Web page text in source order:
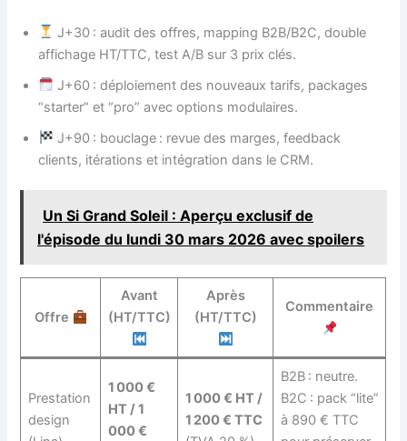
J+30 : audit des offres, mapping B2B/B2C, double
affichage HT/TTC, test A/B sur 3 prix clés.
J+60 : déploiement des nouveaux tarifs, packages
“starter” et “pro” avec options modulaires.
J+90 : bouclage : revue des marges, feedback
clients, itérations et intégration dans le CRM.
Un Si Grand Soleil : Aperçu exclusif de
l'épisode du lundi 30 mars 2026 avec spoilers
Offre
Avant
(HT/TTC)
Après
(HT/TTC)
Commentaire
Prestation
design
1 000 €
HT / 1
000 €
1 000 € HT /
1 200 € TTC
B2B : neutre.
B2C : pack “lite”
à 890 € TTC